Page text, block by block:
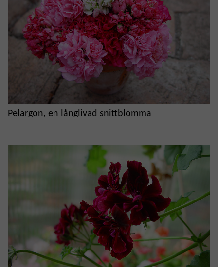
Pelargon, en långlivad snittblomma